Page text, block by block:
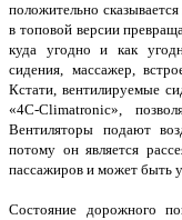
положительно
в топовой версии
куда угодно и как
сидения, массажер,
Кстати, вентилируемые
«4C-Climatronic»,
Вентиляторы подают
потому он является
пассажиров и может быть
Состояние дорожного